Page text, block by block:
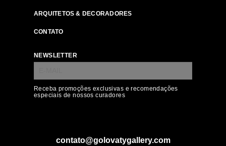
ARQUITETOS & DECORADORES
CONTATO
NEWSLETTER
Receba promoções exclusivas e recomendações
especiais de nossos curadores
contato@golovatygallery.com